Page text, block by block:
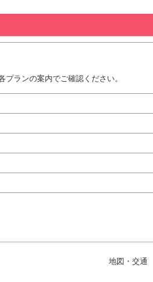
ランの案内でご確認ください。
地図・交通